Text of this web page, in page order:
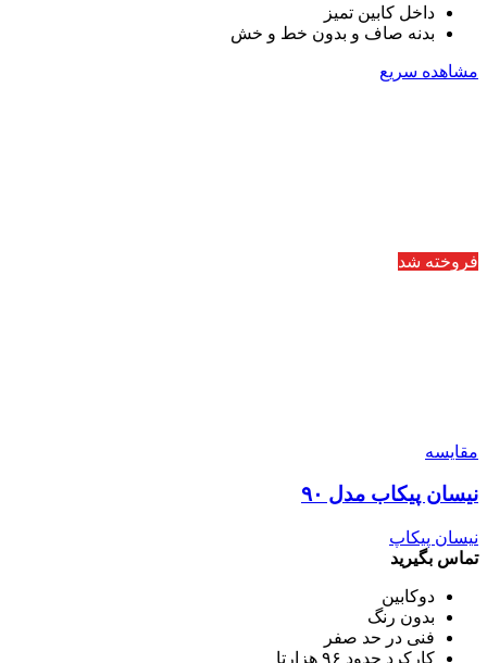
داخل کابین تمیز
بدنه صاف و بدون خط و خش
مشاهده سریع
فروخته شد
مقایسه
نیسان پیکاب مدل ۹۰
نیسان پیکاپ
تماس بگیرید
دوکابین
بدون رنگ
فنی در حد صفر
کارکرد حدود ۹۶ هزارتا